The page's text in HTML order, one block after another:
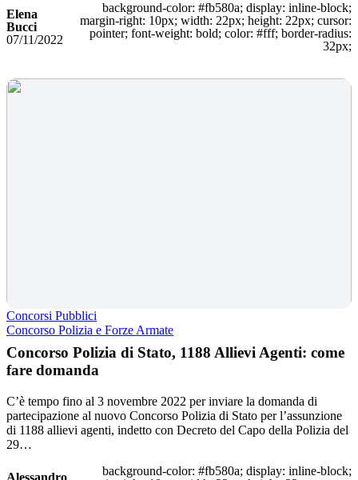
Elena
Bucci
07/11/2022
background-color: #fb580a; display: inline-block;
margin-right: 10px; width: 22px; height: 22px; cursor:
pointer; font-weight: bold; color: #fff; border-radius:
32px;
Concorsi Pubblici
Concorso Polizia e Forze Armate
Concorso Polizia di Stato, 1188 Allievi Agenti: come
fare domanda
C’è tempo fino al 3 novembre 2022 per inviare la domanda di
partecipazione al nuovo Concorso Polizia di Stato per l’assunzione
di 1188 allievi agenti, indetto con Decreto del Capo della Polizia del
29…
Alessandro
background-color: #fb580a; display: inline-block;